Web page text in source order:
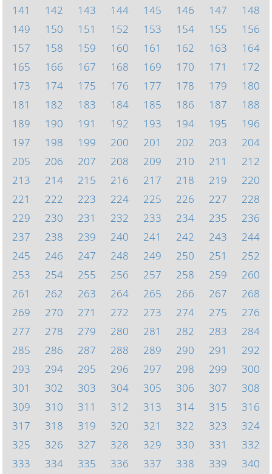
141
142 143 144 145 146 147
148
149
150 151 152 153 154 155
156
157
158 159 160 161 162 163
164
165
166 167 168 169 170 171
172
173
174 175 176 177 178 179
180
181
182 183 184 185 186 187
188
189
190 191 192 193 194 195
196
197
198 199 200 201 202 203
204
205
206 207 208 209 210 211
212
213
214 215 216 217 218 219
220
221
222 223 224 225 226 227
228
229
230 231 232 233 234 235
236
237
238 239 240 241 242 243
244
245
246 247 248 249 250 251
252
253
254 255 256 257 258 259
260
261
262 263 264 265 266 267
268
269
270 271 272 273 274 275
276
277
278 279 280 281 282 283
284
285
286 287 288 289 290 291
292
293
294 295 296 297 298 299
300
301
302 303 304 305 306 307
308
309
310 311 312 313 314 315
316
317
318 319 320 321 322 323
324
325
326 327 328 329 330 331
332
333
334 335 336 337 338 339 340